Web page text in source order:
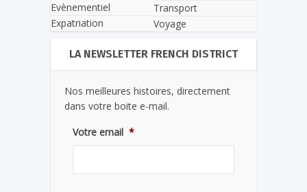
Evènementiel
Expatriation
Transport
Voyage
LA NEWSLETTER FRENCH DISTRICT
Nos meilleures histoires, directement
dans votre boite e-mail.
Votre email *